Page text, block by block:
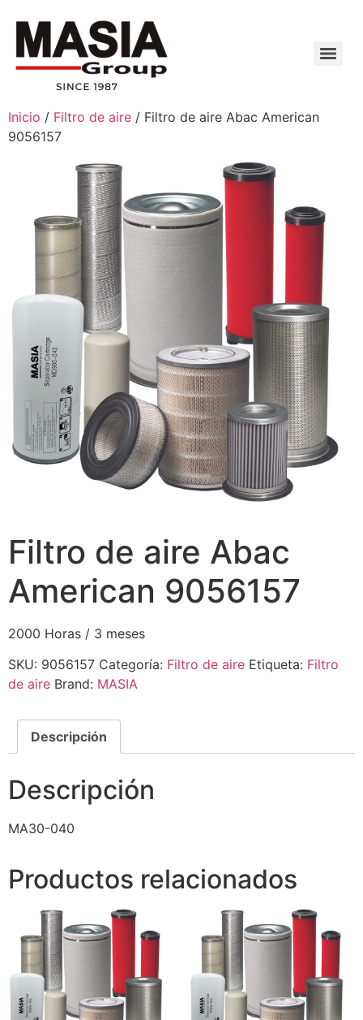
Inicio / Filtro de aire / Filtro de aire Abac American
9056157
Filtro de aire Abac
American 9056157
2000 Horas / 3 meses
SKU: 9056157 Categoría: Filtro de aire Etiqueta: Filtro
de aire Brand: MASIA
Descripción
Descripción
MA30-040
Productos relacionados